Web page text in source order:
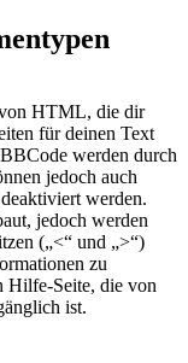
HTML, die dir
für deinen Text
werden durch
jedoch auch
werden.
jedoch werden
(„<“ und „>“)
zu
Hilfe-Seite, die von
ist.